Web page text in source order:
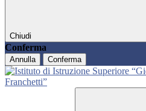
Chiudi
Conferma
Annulla Conferma